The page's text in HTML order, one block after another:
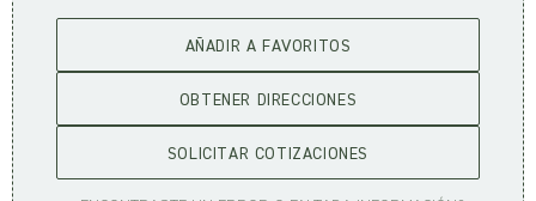
AÑADIR A FAVORITOS
OBTENER DIRECCIONES
SOLICITAR COTIZACIONES